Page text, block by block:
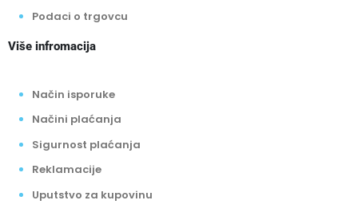
Podaci o trgovcu
Više infromacija
Način isporuke
Načini plaćanja
Sigurnost plaćanja
Reklamacije
Uputstvo za kupovinu